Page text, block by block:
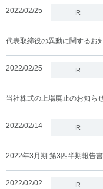
2022/02/25 IR
代表取締役の異動に関するお
2022/02/25 IR
当社株式の上場廃止のお知ら
2022/02/14 IR
2022年3月期 第3四半期報告書
2022/02/02 IR